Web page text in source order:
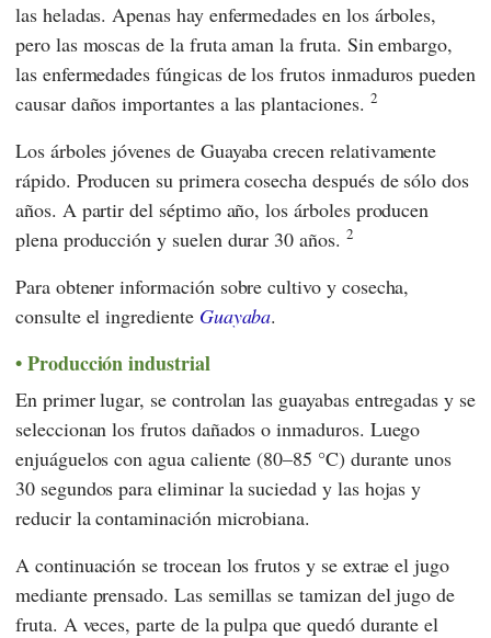
las heladas. Apenas hay enfermedades en los árboles,
pero las moscas de la fruta aman la fruta. Sin embargo,
las enfermedades fúngicas de los frutos inmaduros pueden
causar daños importantes a las plantaciones. 2
Los árboles jóvenes de Guayaba crecen relativamente
rápido. Producen su primera cosecha después de sólo dos
años. A partir del séptimo año, los árboles producen
plena producción y suelen durar 30 años. 2
Para obtener información sobre cultivo y cosecha,
consulte el ingrediente Guayaba.
Producción industrial
En primer lugar, se controlan las guayabas entregadas y se
seleccionan los frutos dañados o inmaduros. Luego
enjuáguelos con agua caliente (80–85 °C) durante unos
30 segundos para eliminar la suciedad y las hojas y
reducir la contaminación microbiana.
A continuación se trocean los frutos y se extrae el jugo
mediante prensado. Las semillas se tamizan del jugo de
fruta. A veces, parte de la pulpa que quedó durante el